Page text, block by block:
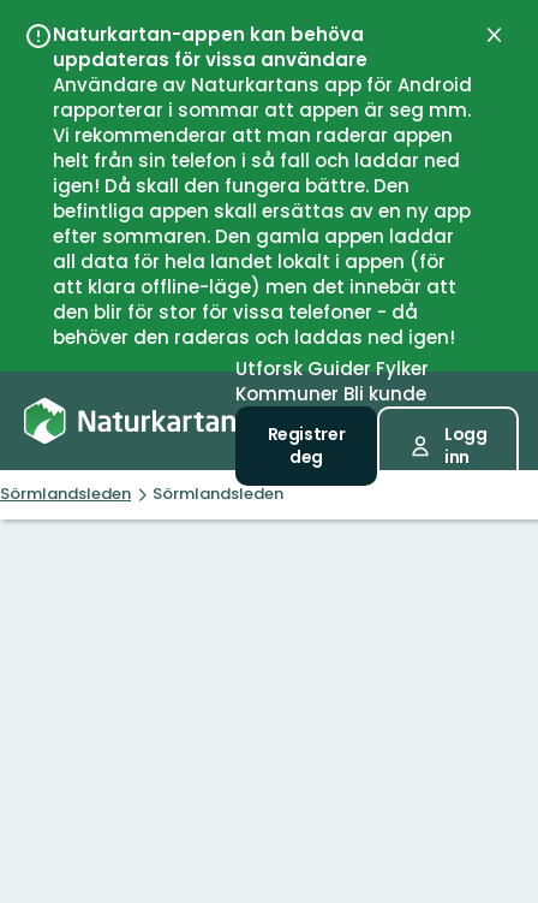
Naturkartan-appen kan behöva
uppdateras för vissa användare
Användare av Naturkartans app för Android
rapporterar i sommar att appen är seg mm.
Vi rekommenderar att man raderar appen
helt från sin telefon i så fall och laddar ned
igen! Då skall den fungera bättre. Den
befintliga appen skall ersättas av en ny app
efter sommaren. Den gamla appen laddar
all data för hela landet lokalt i appen (för
att klara offline-läge) men det innebär att
den blir för stor för vissa telefoner - då
behöver den raderas och laddas ned igen!
Lukk
UtforskGuiderFylker
Kommuner Bli kunde
Registrer
deg
Logg
inn
Sörmlandsleden Sörmlandsleden